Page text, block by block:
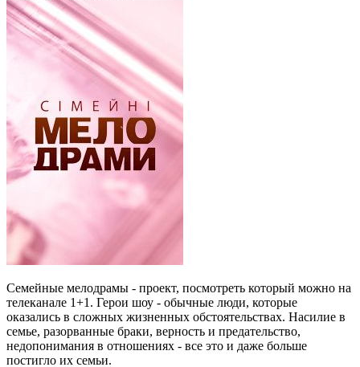
Семейные мелодрамы - проект, посмотреть который можно на
телеканале 1+1. Герои шоу - обычные люди, которые
оказались в сложных жизненных обстоятельствах. Насилие в
семье, разорванные браки, верность и предательство,
недопонимания в отношениях - все это и даже больше
постигло их семьи.